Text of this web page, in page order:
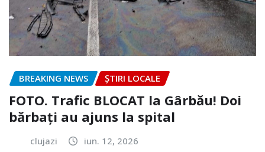
BREAKING NEWS ȘTIRI LOCALE
FOTO. Trafic BLOCAT la Gârbău! Doi
bărbați au ajuns la spital
clujazi iun. 12, 2026